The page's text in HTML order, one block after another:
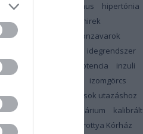
hiperinzulinizmus
hipertónia
hirek
hormonzavarok
idegrendszer
immunrendszer impotencia
inzuli
izomgörcs
január
jó tanácsok utazáshoz
kalendárium
kalibrált
kálium
Kanizsai Dorottya Kórház